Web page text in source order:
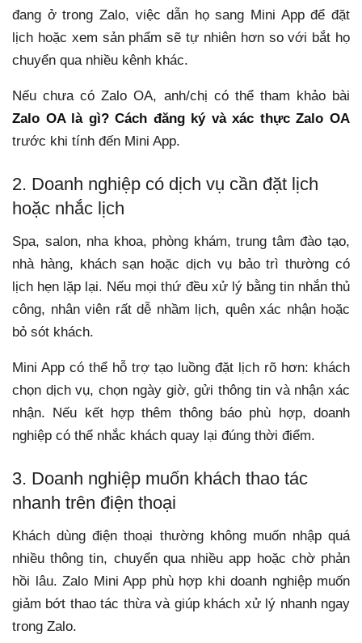
đang ở trong Zalo, việc dẫn họ sang Mini App để đặt
lịch hoặc xem sản phẩm sẽ tự nhiên hơn so với bắt họ
chuyển qua nhiều kênh khác.
Nếu chưa có Zalo OA, anh/chị có thể tham khảo bài
Zalo OA là gì? Cách đăng ký và xác thực Zalo OA
trước khi tính đến Mini App.
2. Doanh nghiệp có dịch vụ cần đặt lịch
hoặc nhắc lịch
Spa, salon, nha khoa, phòng khám, trung tâm đào tạo,
nhà hàng, khách sạn hoặc dịch vụ bảo trì thường có
lịch hẹn lặp lại. Nếu mọi thứ đều xử lý bằng tin nhắn thủ
công, nhân viên rất dễ nhầm lịch, quên xác nhận hoặc
bỏ sót khách.
Mini App có thể hỗ trợ tạo luồng đặt lịch rõ hơn: khách
chọn dịch vụ, chọn ngày giờ, gửi thông tin và nhận xác
nhận. Nếu kết hợp thêm thông báo phù hợp, doanh
nghiệp có thể nhắc khách quay lại đúng thời điểm.
3. Doanh nghiệp muốn khách thao tác
nhanh trên điện thoại
Khách dùng điện thoại thường không muốn nhập quá
nhiều thông tin, chuyển qua nhiều app hoặc chờ phản
hồi lâu. Zalo Mini App phù hợp khi doanh nghiệp muốn
giảm bớt thao tác thừa và giúp khách xử lý nhanh ngay
trong Zalo.